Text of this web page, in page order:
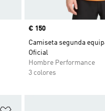
Precio
€ 150
Camiseta segunda
Oficial
Hombre Performance
3 colores